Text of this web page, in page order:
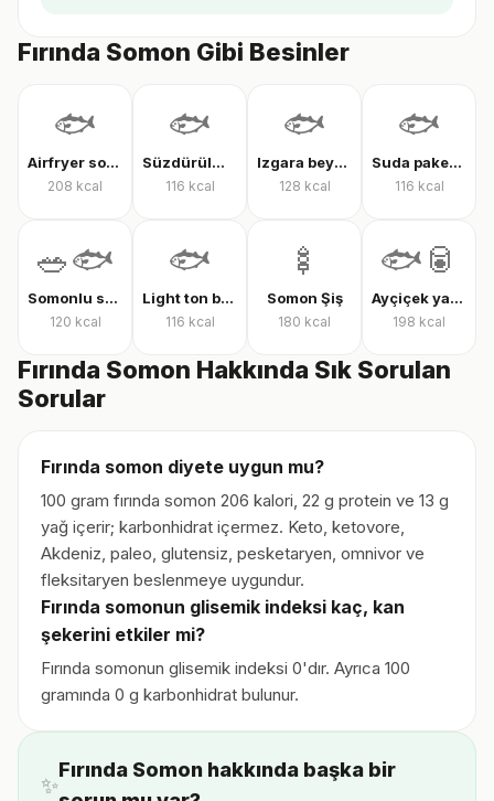
Fırında Somon Gibi Besinler
🐟
Airfryer somon
208 kcal
🐟
Süzdürülmüş konserve ton balığı
116 kcal
🐟
Izgara beyaz balık
128 kcal
🐟
Suda paketlenmiş, süzülmüş ton balığı
116 kcal
🥗🐟
Somonlu salata
120 kcal
🐟
Light ton balığı
116 kcal
🍢
Somon Şiş
180 kcal
🐟🥫
Ayçiçek yağında ton balığı
198 kcal
Fırında Somon Hakkında Sık Sorulan
Sorular
Fırında somon diyete uygun mu?
100 gram fırında somon 206 kalori, 22 g protein ve 13 g
yağ içerir; karbonhidrat içermez. Keto, ketovore,
Akdeniz, paleo, glutensiz, pesketaryen, omnivor ve
fleksitaryen beslenmeye uygundur.
Fırında somonun glisemik indeksi kaç, kan
şekerini etkiler mi?
Fırında somonun glisemik indeksi 0'dır. Ayrıca 100
gramında 0 g karbonhidrat bulunur.
✨
Fırında Somon hakkında başka bir